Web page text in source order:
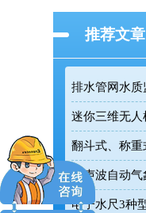
推荐文章